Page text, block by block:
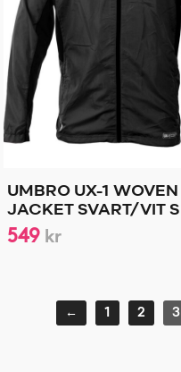
UMBRO UX-1 WOVEN
JACKET SVART/VIT S
549 kr
← 1 2 3